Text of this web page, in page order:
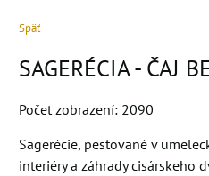
Späť
SAGERÉCIA - ČAJ
Počet zobrazení: 2090
Sagerécie, pestované v
interiéry a záhrady cisárskeho